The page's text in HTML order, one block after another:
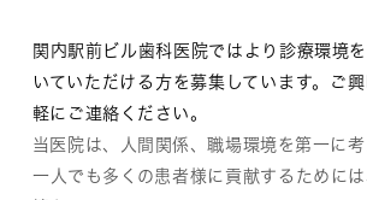
関内駅前ビル歯科医院ではより診療環境
いていただける方を募集しています。ご
軽にご連絡ください。
当医院は、人間関係、職場環境を第一に考
一人でも多くの患者様に貢献するために